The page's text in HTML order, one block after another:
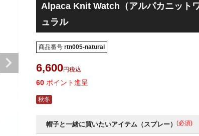
Alpaca Knit Watch（アルパカニット
ュラル
商品番号 rtn005-natural
6,600 税込
60 ポイント進呈
秋冬
帽子と一緒に買いたいアイテム（スプレー） (必須)